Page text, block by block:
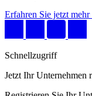
Erfahren Sie jetzt
Schnellzugriff
Jetzt Ihr Unternehmen